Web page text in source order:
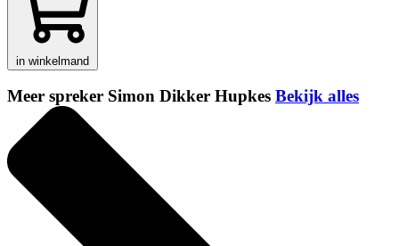
in winkelmand
Meer spreker Simon Dikker Hupkes Bekijk alles